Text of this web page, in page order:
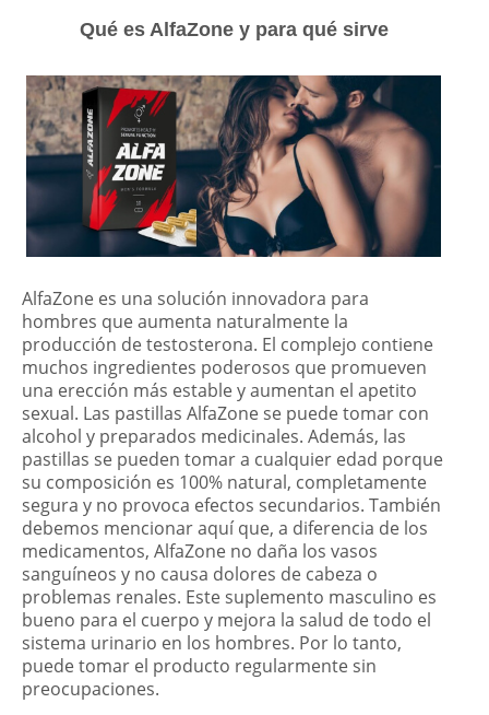
Qué es AlfaZone y para qué sirve
AlfaZone es una solución innovadora para
hombres que aumenta naturalmente la
producción de testosterona. El complejo contiene
muchos ingredientes poderosos que promueven
una erección más estable y aumentan el apetito
sexual. Las pastillas AlfaZone se puede tomar con
alcohol y preparados medicinales. Además, las
pastillas se pueden tomar a cualquier edad porque
su composición es 100% natural, completamente
segura y no provoca efectos secundarios. También
debemos mencionar aquí que, a diferencia de los
medicamentos, AlfaZone no daña los vasos
sanguíneos y no causa dolores de cabeza o
problemas renales. Este suplemento masculino es
bueno para el cuerpo y mejora la salud de todo el
sistema urinario en los hombres. Por lo tanto,
puede tomar el producto regularmente sin
preocupaciones.